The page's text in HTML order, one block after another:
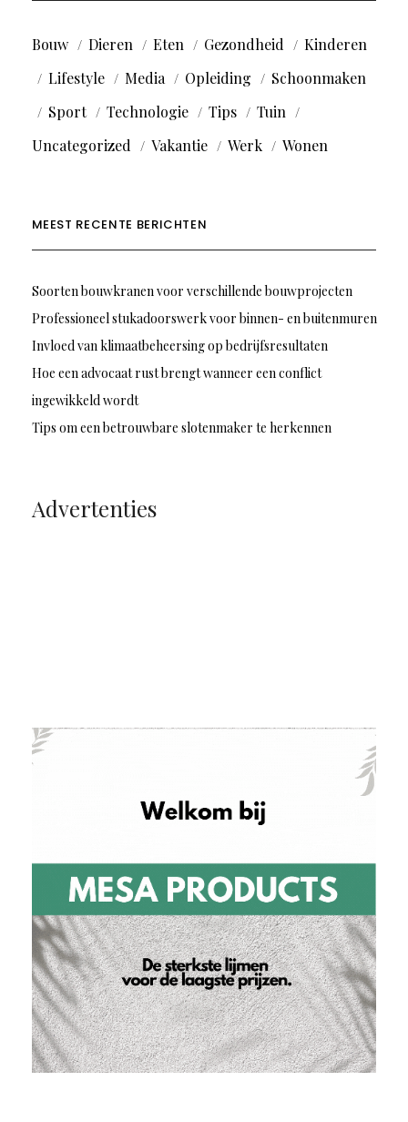
Bouw Dieren Eten Gezondheid
Kinderen
Lifestyle
Media Opleiding
Schoonmaken
Sport
Technologie Tips
Tuin
Uncategorized
Vakantie Werk Wonen
MEEST RECENTE BERICHTEN
Soorten bouwkranen voor verschillende bouwprojecten
Professioneel stukadoorswerk voor binnen- en buitenmuren
Invloed van klimaatbeheersing op bedrijfsresultaten
Hoe een advocaat rust brengt wanneer een conflict
ingewikkeld wordt
Tips om een betrouwbare slotenmaker te herkennen
Advertenties